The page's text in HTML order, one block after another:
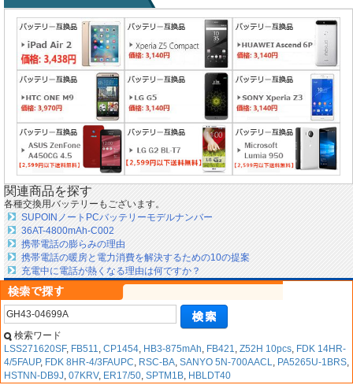
関連商品を探す
各種交換用バッテリーもございます。
SUPOINノートPCバッテリーモデルナンバー
36AT-4800mAh-C002
携帯電話の膨らみの理由
携帯電話の暖房と電力消費を解決するための10の提案
充電中に電話が熱くなる理由は何ですか？
検索ワード
LSS271620SF, FB511, CP1454, HB3-875mAh, FB421, Z52H 10pcs, FDK 14HR-
4/5FAUP, FDK 8HR-4/3FAUPC, RSC-BA, SANYO 5N-700AACL, PA5265U-1BRS,
HSTNN-DB9J, 07KRV, ER17/50, SPTM1B, HBLDT40